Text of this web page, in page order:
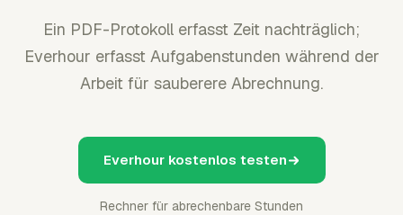
Ein PDF-Protokoll erfasst Zeit nachträglich;
Everhour erfasst Aufgabenstunden während der
Arbeit für sauberere Abrechnung.
Everhour kostenlos testen
Rechner für abrechenbare Stunden